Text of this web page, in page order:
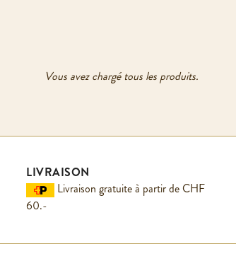
Vous avez chargé tous les produits.
LIVRAISON
Livraison gratuite à partir de CHF
60.-